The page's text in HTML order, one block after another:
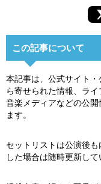
この記事について
本記事は、公式サイト
ら寄せられた情報、ラ
音楽メディアなどの公
ます。
セットリストは公演後
した場合は随時更新して